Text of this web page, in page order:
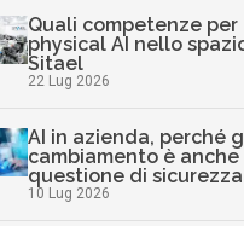
Quali competenze
physical AI nello
Sitael
22 Lug 2026
AI in azienda, perché
cambiamento è anche
questione di sicurezza
10 Lug 2026